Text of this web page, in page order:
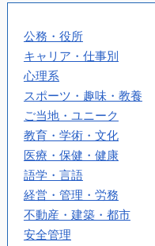
公務・役所
キャリア・仕事別
心理系
スポーツ・趣味・教養
ご当地・ユニーク
教育・学術・文化
医療・保健・健康
語学・言語
経営・管理・労務
不動産・建築・都市
安全管理